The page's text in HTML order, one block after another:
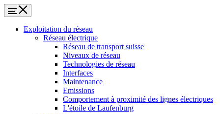
Exploitation du réseau
Réseau électrique
Réseau de transport suisse
Niveaux de réseau
Technologies de réseau
Interfaces
Maintenance
Emissions
Comportement à proximité des lignes électriques
L'étoile de Laufenburg